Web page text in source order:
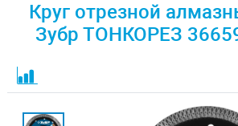
Круг отрезной
Зубр ТОНКОРЕЗ